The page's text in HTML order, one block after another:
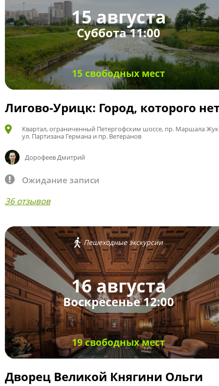
15 августа
Суббота 11:00
15 свободных мест
Лигово-Урицк: Город, которого
Квартал, ограниченный Петергофским шоссе, пр. Маршала
ул. Партизана Германа и пр. Ветеранов
Дорофеев Дмитрий
Ожидание записи
36 отзывов
Пешеходные экскурсии
16 августа
Воскресенье 12:00
19 свободных мест
Дворец Великой Княгини Ольги